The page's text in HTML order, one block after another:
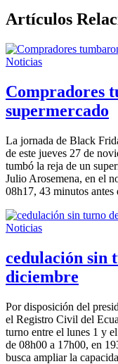
Artículos
Noticias
Compradores
supermercado
La jornada de Black
de este jueves 27 de
tumbó la reja de un
Julio Arosemena, en el
08h17, 43 minutos
Noticias
cedulación sin
diciembre
Por disposición del
el Registro Civil del
turno entre el lunes 1 y
de 08h00 a 17h00, en
busca ampliar la